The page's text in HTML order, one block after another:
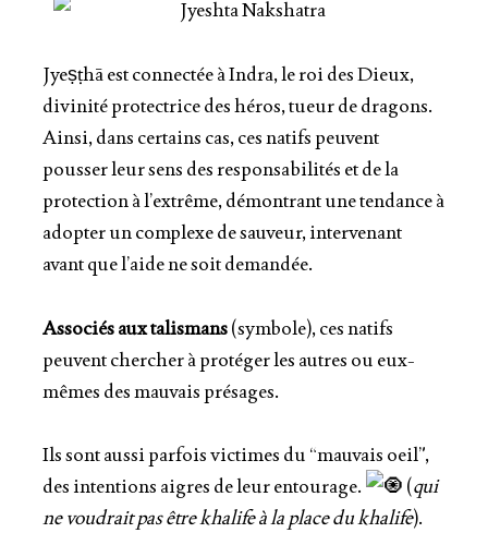
Jyeṣṭhā est connectée à Indra, le roi des Dieux,
divinité protectrice des héros, tueur de dragons.
Ainsi, dans certains cas, ces natifs peuvent
pousser leur sens des responsabilités et de la
protection à l’extrême, démontrant une tendance à
adopter un complexe de sauveur, intervenant
avant que l’aide ne soit demandée.
Associés aux talismans(symbole), ces natifs
peuvent chercher à protéger les autres ou eux-
mêmes des mauvais présages.
Ils sont aussi parfois victimes du “mauvais oeil”,
des intentions aigres de leur entourage.
(qui
ne voudrait pas être khalife à la place du khalife).